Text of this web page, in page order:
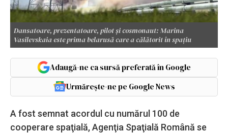
Dansatoare, prezentatoare, pilot și cosmonaut: Marina
Vasilevskaia este prima belarusă care a călătorit în spațiu
Adaugă-ne ca sursă preferată în Google
Urmărește-ne pe Google News
A fost semnat acordul cu numărul 100 de
cooperare spaţială, Agenţia Spaţială Română se